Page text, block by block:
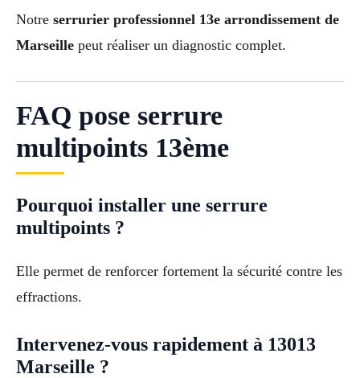
Notre serrurier professionnel 13e arrondissement de
Marseille peut réaliser un diagnostic complet.
FAQ pose serrure
multipoints 13ème
Pourquoi installer une serrure
multipoints ?
Elle permet de renforcer fortement la sécurité contre les
effractions.
Intervenez-vous rapidement à 13013
Marseille ?